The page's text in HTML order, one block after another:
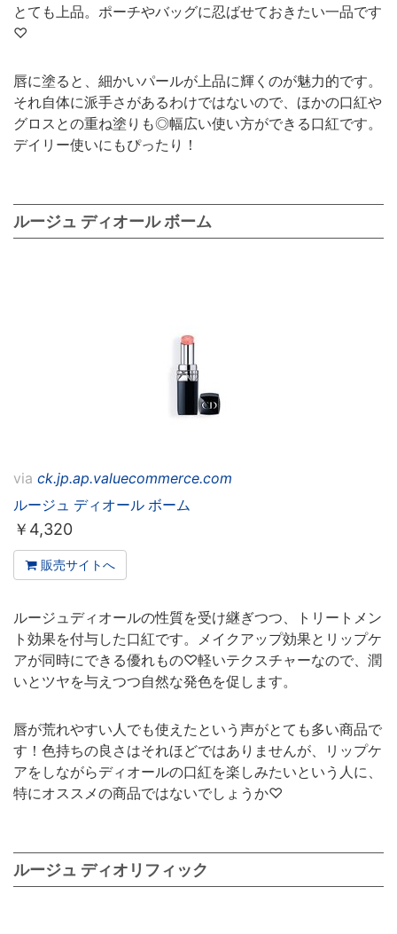
とても上品。ポーチやバッグに忍ばせておきたい一品です
♡
唇に塗ると、細かいパールが上品に輝くのが魅力的です。
それ自体に派手さがあるわけではないので、ほかの口紅や
グロスとの重ね塗りも◎幅広い使い方ができる口紅です。
デイリー使いにもぴったり！
ルージュ ディオール ボーム
via ck.jp.ap.valuecommerce.com
ルージュ ディオール ボーム
￥ 4,320
販売サイトへ
ルージュディオールの性質を受け継ぎつつ、トリートメン
ト効果を付与した口紅です。メイクアップ効果とリップケ
アが同時にできる優れもの♡軽いテクスチャーなので、潤
いとツヤを与えつつ自然な発色を促します。
唇が荒れやすい人でも使えたという声がとても多い商品で
す！色持ちの良さはそれほどではありませんが、リップケ
アをしながらディオールの口紅を楽しみたいという人に、
特にオススメの商品ではないでしょうか♡
ルージュ ディオリフィック